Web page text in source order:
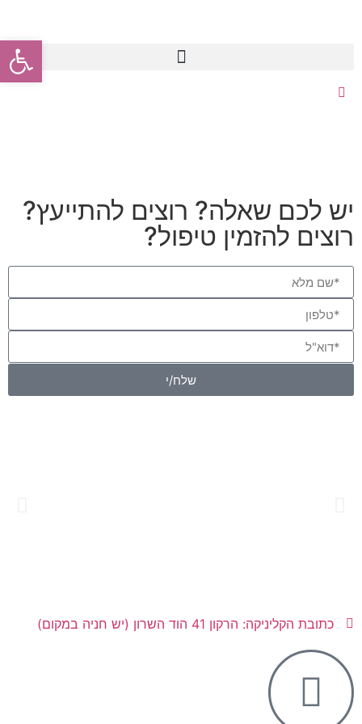
יש לכם שאלה? רוצים להתייעץ?
רוצים להזמין טיפול?
שלח/י
כתובת הקליניקה: הרקון 41 הוד השרון (יש חניה במקום)
פתח